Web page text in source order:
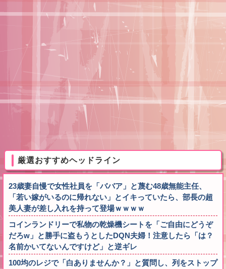
厳選おすすめヘッドライン
23歳妻自慢で女性社員を「ババア」と蔑む48歳無能主任、
「若い嫁がいるのに帰れない」とイキっていたら、部長の超
美人妻が差し入れを持って登場ｗｗｗｗ
コインランドリーで私物の乾燥機シートを「ご自由にどうぞ
だろw」と勝手に盗もうとしたDQN夫婦！注意したら「は？
名前かいてないんですけど」と逆ギレ
100均のレジで「白ありませんか？」と質問し、列をストップ